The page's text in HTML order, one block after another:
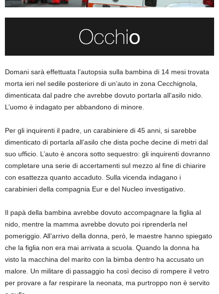
Domani sarà effettuata l’autopsia sulla bambina di 14 mesi trovata
morta ieri nel sedile posteriore di un’auto in zona Cecchignola,
dimenticata dal padre che avrebbe dovuto portarla all’asilo nido.
L’uomo è indagato per abbandono di minore.
Per gli inquirenti il padre, un carabiniere di 45 anni, si sarebbe
dimenticato di portarla all’asilo che dista poche decine di metri dal
suo ufficio. L’auto è ancora sotto sequestro: gli inquirenti dovranno
completare una serie di accertamenti sul mezzo al fine di chiarire
con esattezza quanto accaduto. Sulla vicenda indagano i
carabinieri della compagnia Eur e del Nucleo investigativo.
Il papà della bambina avrebbe dovuto accompagnare la figlia al
nido, mentre la mamma avrebbe dovuto poi riprenderla nel
pomeriggio. All’arrivo della donna, però, le maestre hanno spiegato
che la figlia non era mai arrivata a scuola. Quando la donna ha
visto la macchina del marito con la bimba dentro ha accusato un
malore. Un militare di passaggio ha così deciso di rompere il vetro
per provare a far respirare la neonata, ma purtroppo non è servito